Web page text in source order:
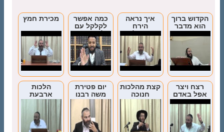
הקדוש ברוך
הוא מדבר
עם הקרובים
אליו
איך נראה
הירח
בתחילת
החודש?
כמה אפשר
לקלקל עם
לשון הרע
מכירת חמץ
רצח ויצר
אפל באדם
קצת מהלכות
חנוכה
יום פטירת
משה רבנו
הלכות
ארבעת
המינים
הפוסלים
באתרוג